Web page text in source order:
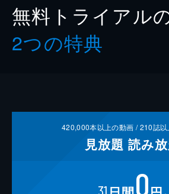
無料トライアル
2つの特典
420,000本以上の動画 /210誌
見放題 読み
0